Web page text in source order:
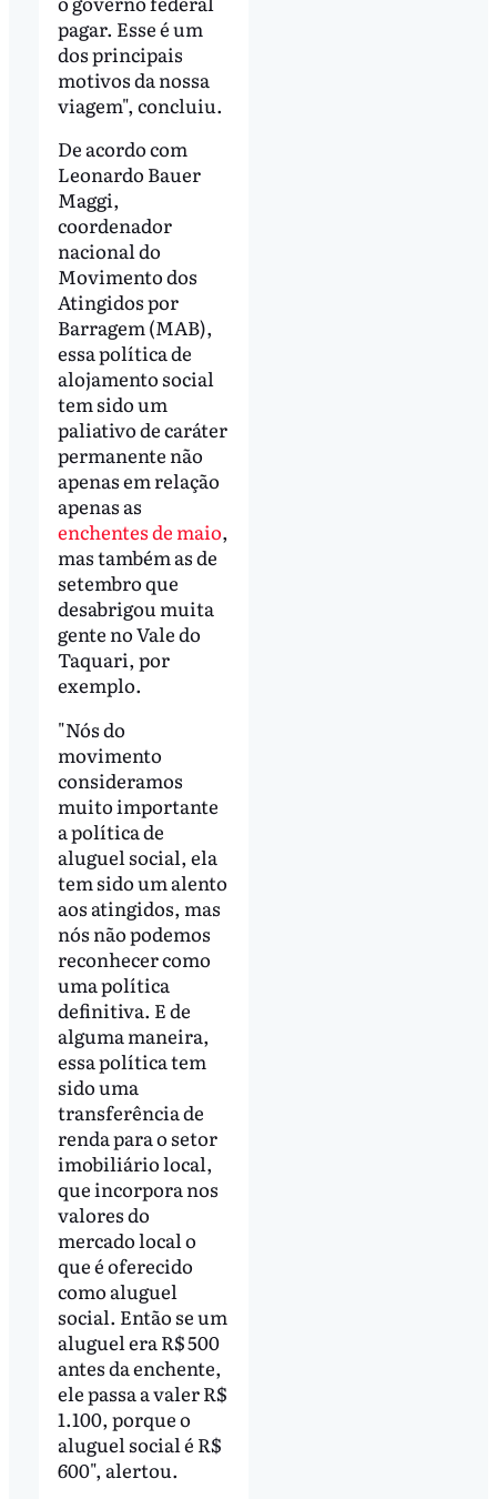
pagar. Esse é um
dos principais
motivos da nossa
viagem", concluiu.
De acordo com
Leonardo Bauer
Maggi,
coordenador
nacional do
Movimento dos
Atingidos por
Barragem (MAB),
essa política de
alojamento social
tem sido um
paliativo de caráter
permanente não
apenas em relação
apenas as
enchentes de maio,
mas também as de
setembro que
desabrigou muita
gente no Vale do
Taquari, por
exemplo.
"Nós do
movimento
consideramos
muito importante
a política de
aluguel social, ela
tem sido um alento
aos atingidos, mas
nós não podemos
reconhecer como
uma política
definitiva. E de
alguma maneira,
essa política tem
sido uma
transferência de
renda para o setor
imobiliário local,
que incorpora nos
valores do
mercado local o
que é oferecido
como aluguel
social. Então se um
aluguel era R$ 500
antes da enchente,
ele passa a valer R$
1.100, porque o
aluguel social é R$
600", alertou.